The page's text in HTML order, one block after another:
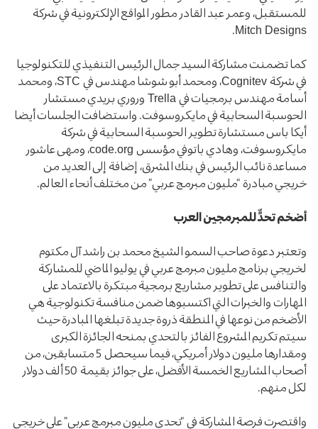
للمستقبل، وعمر عبد القادر مطور المواقع الإلكترونية في شركة
Mitch Designs.
كما تضمنت مشاركة السيد جمال الرئيس التنفيذي للتكنولوجيا
في شركة Cognitev، ومحمد أبو شوشا مهندس في STC، ومحمد
أسامة مهندس برمجيات في Trella وروري بريدي مستشار
الحوسبة السحابية في مايكروسوفت. واستضافت الجلسات أيضا
أيكا باس مستشارة تطوير الحوسبة السحابية في شركة
مايكروسوفت، وهادي باتوفي مؤسس code.org، ومهى عاشور
مساعدة نائب الرئيس في بنك المشرق، إضافة إلى العديد من
خريجي مبادرة “مليون مبرمج عربي” من مختلف أنحاء العالم.
أضخم تحدٍّ للمبرمجين العرب
وتعتبر دعوة صاحب السمو الشيخ محمد بن راشد آل مكتوم
لخريجي برنامج مليون مبرمج عربي في يوليو الماضي للمشاركة
والتنافس على تطوير مشاريع برمجية مبتكرة بالاعتماد على
المهارات والخبرات التي اكتسبوها ضمن منافسة تكنولوجية هي
الأضخم من نوعها في المنطقة ذروة جديدة تبلغها المبادرة حيث
سيتم تكريم المشروع الفائز بالتحدي بمنحه الجائزة الكبرى
ومقدارها مليون دولار أمريكي، فيما سيحصل 5 متسابقين، من
أصحاب المشاريع الخمسة الأفضل، على جوائز بقيمة 50 ألف دولار
لكل منهم.
واقتصرت فرصة المشاركة في “تحدي مليون مبرمج عربي” على خريجي